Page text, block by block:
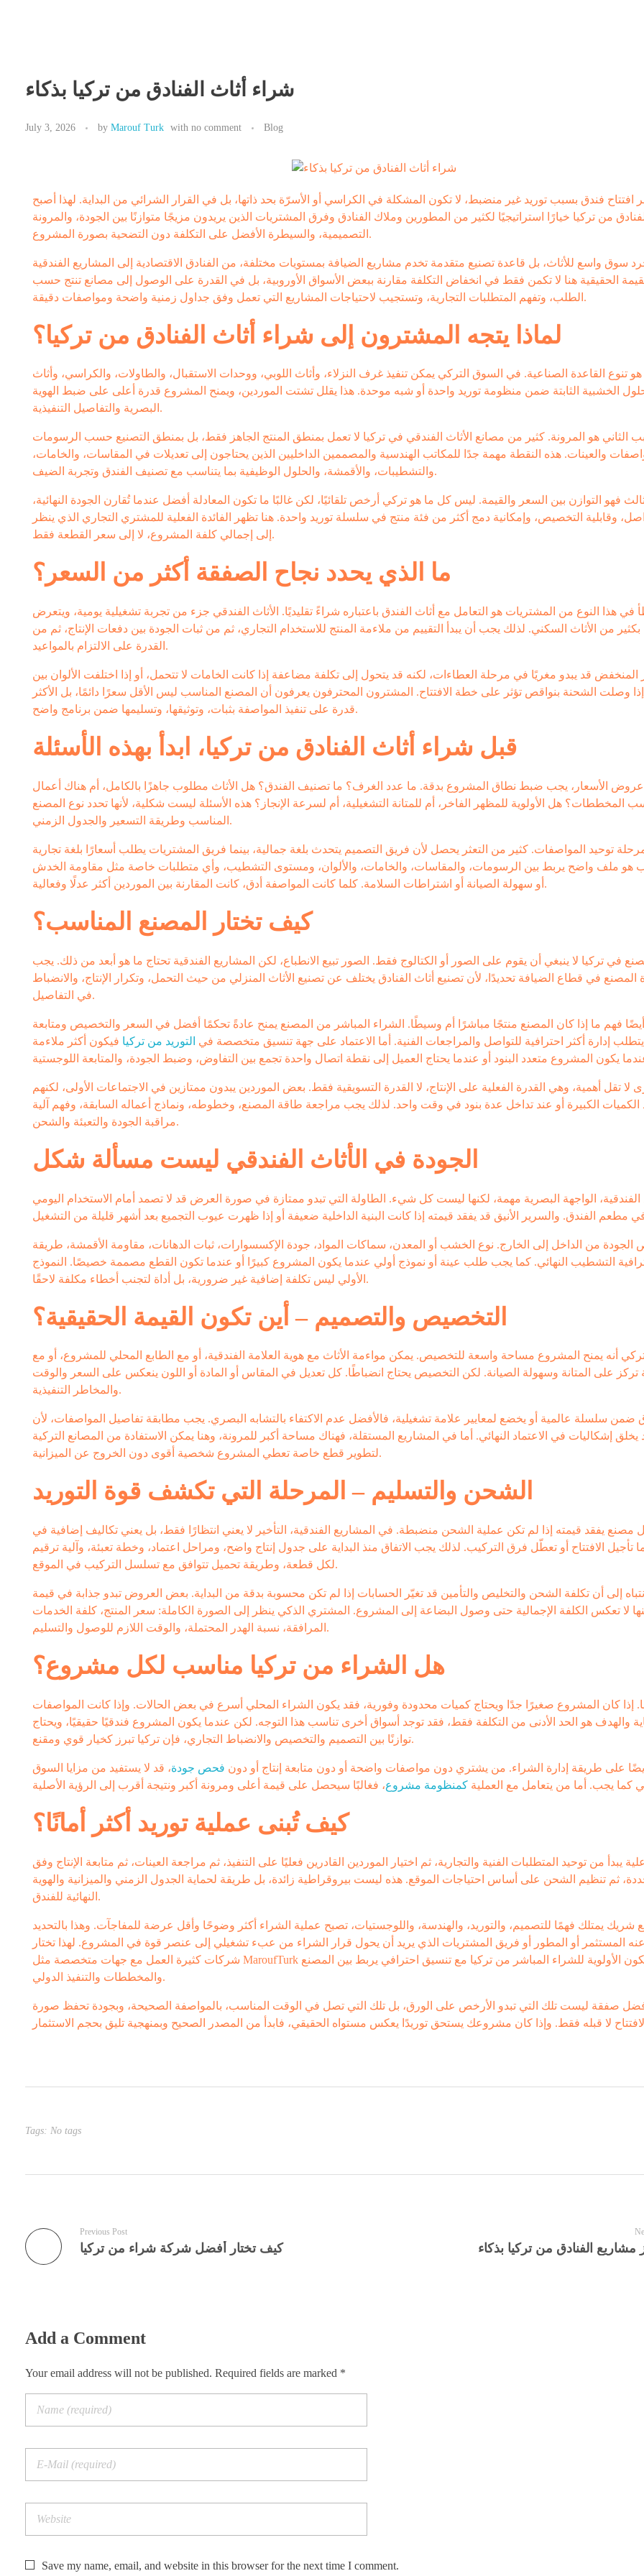
شراء أثاث الفنادق من تركيا بذكاء
July 3, 2026 by Marouf Turk with no comment Blog
افتتاح فندق بسبب توريد غير منضبط، لا تكون المشكلة في الكراسي أو الأسرّة بحد ذاتها، بل في القرار الشرائي من البداية. لهذا أصبح
من تركيا خيارًا استراتيجيًا لكثير من المطورين وملاك الفنادق وفرق المشتريات الذين يريدون مزيجًا متوازنًا بين الجودة، والمرونة
التصميمية، والسيطرة الأفضل على التكلفة دون التضحية بصورة المشروع.
سوق واسع للأثاث، بل قاعدة تصنيع متقدمة تخدم مشاريع الضيافة بمستويات مختلفة، من الفنادق الاقتصادية إلى المشاريع الفندقية
الحقيقية هنا لا تكمن فقط في انخفاض التكلفة مقارنة ببعض الأسواق الأوروبية، بل في القدرة على الوصول إلى مصانع تنتج حسب
الطلب، وتفهم المتطلبات التجارية، وتستجيب لاحتياجات المشاريع التي تعمل وفق جداول زمنية واضحة ومواصفات دقيقة.
لماذا يتجه المشترون إلى شراء أثاث الفنادق من تركيا؟
تنوع القاعدة الصناعية. في السوق التركي يمكن تنفيذ غرف النزلاء، وأثاث اللوبي، ووحدات الاستقبال، والطاولات، والكراسي، وأثاث
الخشبية الثابتة ضمن منظومة توريد واحدة أو شبه موحدة. هذا يقلل تشتت الموردين، ويمنح المشروع قدرة أعلى على ضبط الهوية
البصرية والتفاصيل التنفيذية.
الثاني هو المرونة. كثير من مصانع الأثاث الفندقي في تركيا لا تعمل بمنطق المنتج الجاهز فقط، بل بمنطق التصنيع حسب الرسومات
والعينات. هذه النقطة مهمة جدًا للمكاتب الهندسية والمصممين الداخليين الذين يحتاجون إلى تعديلات في المقاسات، والخامات،
والتشطيبات، والأقمشة، والحلول الوظيفية بما يتناسب مع تصنيف الفندق وتجربة الضيف.
فهو التوازن بين السعر والقيمة. ليس كل ما هو تركي أرخص تلقائيًا، لكن غالبًا ما تكون المعادلة أفضل عندما تُقارن الجودة النهائية،
وقابلية التخصيص، وإمكانية دمج أكثر من فئة منتج في سلسلة توريد واحدة. هنا تظهر الفائدة الفعلية للمشتري التجاري الذي ينظر
إلى إجمالي كلفة المشروع، لا إلى سعر القطعة فقط.
ما الذي يحدد نجاح الصفقة أكثر من السعر؟
في هذا النوع من المشتريات هو التعامل مع أثاث الفندق باعتباره شراءً تقليديًا. الأثاث الفندقي جزء من تجربة تشغيلية يومية، ويتعرض
من الأثاث السكني. لذلك يجب أن يبدأ التقييم من ملاءمة المنتج للاستخدام التجاري، ثم من ثبات الجودة بين دفعات الإنتاج، ثم من
القدرة على الالتزام بالمواعيد.
المنخفض قد يبدو مغريًا في مرحلة العطاءات، لكنه قد يتحول إلى تكلفة مضاعفة إذا كانت الخامات لا تتحمل، أو إذا اختلفت الألوان بين
إذا وصلت الشحنة بنواقص تؤثر على خطة الافتتاح. المشترون المحترفون يعرفون أن المصنع المناسب ليس الأقل سعرًا دائمًا، بل الأكثر
قدرة على تنفيذ المواصفة بثبات، وتوثيقها، وتسليمها ضمن برنامج واضح.
قبل شراء أثاث الفنادق من تركيا، ابدأ بهذه الأسئلة
الأسعار، يجب ضبط نطاق المشروع بدقة. ما عدد الغرف؟ ما تصنيف الفندق؟ هل الأثاث مطلوب جاهزًا بالكامل، أم هناك أعمال
المخططات؟ هل الأولوية للمظهر الفاخر، أم للمتانة التشغيلية، أم لسرعة الإنجاز؟ هذه الأسئلة ليست شكلية، لأنها تحدد نوع المصنع
المناسب وطريقة التسعير والجدول الزمني.
توحيد المواصفات. كثير من التعثر يحصل لأن فريق التصميم يتحدث بلغة جمالية، بينما فريق المشتريات يطلب أسعارًا بلغة تجارية
هو ملف واضح يربط بين الرسومات، والمقاسات، والخامات، والألوان، ومستوى التشطيب، وأي متطلبات خاصة مثل مقاومة الخدش
أو سهولة الصيانة أو اشتراطات السلامة. كلما كانت المواصفة أدق، كانت المقارنة بين الموردين أكثر عدلًا وفعالية.
كيف تختار المصنع المناسب؟
في تركيا لا ينبغي أن يقوم على الصور أو الكتالوج فقط. الصور تبيع الانطباع، لكن المشاريع الفندقية تحتاج ما هو أبعد من ذلك. يجب
في قطاع الضيافة تحديدًا، لأن تصنيع أثاث الفنادق يختلف عن تصنيع الأثاث المنزلي من حيث التحمل، وتكرار الإنتاج، والانضباط
في التفاصيل.
فهم ما إذا كان المصنع منتجًا مباشرًا أم وسيطًا. الشراء المباشر من المصنع يمنح عادةً تحكمًا أفضل في السعر والتخصيص ومتابعة
يتطلب إدارة أكثر احترافية للتواصل والمراجعات الفنية. أما الاعتماد على جهة تنسيق متخصصة في التوريد من تركيا فيكون أكثر ملاءمة
لا تقل أهمية، وهي القدرة الفعلية على الإنتاج، لا القدرة التسويقية فقط. بعض الموردين يبدون ممتازين في الاجتماعات الأولى، لكنهم
الكميات الكبيرة أو عند تداخل عدة بنود في وقت واحد. لذلك يجب مراجعة طاقة المصنع، وخطوطه، ونماذج أعماله السابقة، وفهم آلية
مراقبة الجودة والتعبئة والشحن.
الجودة في الأثاث الفندقي ليست مسألة شكل
الواجهة البصرية مهمة، لكنها ليست كل شيء. الطاولة التي تبدو ممتازة في صورة العرض قد لا تصمد أمام الاستخدام اليومي
من الداخل إلى الخارج. نوع الخشب أو المعدن، سماكات المواد، جودة الإكسسوارات، ثبات الدهانات، مقاومة الأقمشة، طريقة
التشطيب النهائي. كما يجب طلب عينة أو نموذج أولي عندما يكون المشروع كبيرًا أو عندما تكون القطع مصممة خصيصًا. النموذج
الأولي ليس تكلفة إضافية غير ضرورية، بل أداة لتجنب أخطاء مكلفة لاحقًا.
التخصيص والتصميم – أين تكون القيمة الحقيقية؟
أنه يمنح المشروع مساحة واسعة للتخصيص. يمكن مواءمة الأثاث مع هوية العلامة الفندقية، أو مع الطابع المحلي للمشروع، أو مع
تركز على المتانة وسهولة الصيانة. لكن التخصيص يحتاج انضباطًا. كل تعديل في المقاس أو المادة أو اللون ينعكس على السعر والوقت
والمخاطر التنفيذية.
ضمن سلسلة عالمية أو يخضع لمعايير علامة تشغيلية، فالأفضل عدم الاكتفاء بالتشابه البصري. يجب مطابقة تفاصيل المواصفات، لأن
إشكاليات في الاعتماد النهائي. أما في المشاريع المستقلة، فهناك مساحة أكبر للمرونة، وهنا يمكن الاستفادة من المصانع التركية
لتطوير قطع خاصة تعطي المشروع شخصية أقوى دون الخروج عن الميزانية.
الشحن والتسليم – المرحلة التي تكشف قوة التوريد
يفقد قيمته إذا لم تكن عملية الشحن منضبطة. في المشاريع الفندقية، التأخير لا يعني انتظارًا فقط، بل يعني تكاليف إضافية في
تأجيل الافتتاح أو تعطّل فرق التركيب. لذلك يجب الاتفاق منذ البداية على جدول إنتاج واضح، ومراحل اعتماد، وخطة تعبئة، وآلية ترقيم
لكل قطعة، وطريقة تحميل تتوافق مع تسلسل التركيب في الموقع.
إلى أن تكلفة الشحن والتخليص والتأمين قد تغيّر الحسابات إذا لم تكن محسوبة بدقة من البداية. بعض العروض تبدو جذابة في قيمة
لا تعكس الكلفة الإجمالية حتى وصول البضاعة إلى المشروع. المشتري الذكي ينظر إلى الصورة الكاملة: سعر المنتج، كلفة الخدمات
المرافقة، نسبة الهدر المحتملة، والوقت اللازم للوصول والتسليم.
هل الشراء من تركيا مناسب لكل مشروع؟
إذا كان المشروع صغيرًا جدًا ويحتاج كميات محدودة وفورية، فقد يكون الشراء المحلي أسرع في بعض الحالات. وإذا كانت المواصفات
والهدف هو الحد الأدنى من التكلفة فقط، فقد توجد أسواق أخرى تناسب هذا التوجه. لكن عندما يكون المشروع فندقيًا حقيقيًا، ويحتاج
توازنًا بين التصميم والتخصيص والانضباط التجاري، فإن تركيا تبرز كخيار قوي ومقنع.
أيضًا على طريقة إدارة الشراء. من يشتري دون مواصفات واضحة أو دون متابعة إنتاج أو دون فحص جودة، قد لا يستفيد من مزايا السوق
كما يجب. أما من يتعامل مع العملية كمنظومة مشروع
كيف تُبنى عملية توريد أكثر أمانًا؟
يبدأ من توحيد المتطلبات الفنية والتجارية، ثم اختيار الموردين القادرين فعليًا على التنفيذ، ثم مراجعة العينات، ثم متابعة الإنتاج وفق
ثم تنظيم الشحن على أساس احتياجات الموقع. هذه ليست بيروقراطية زائدة، بل طريقة لحماية الجدول الزمني والميزانية والهوية
النهائية للفندق.
شريك يمتلك فهمًا للتصميم، والتوريد، والهندسة، واللوجستيات، تصبح عملية الشراء أكثر وضوحًا وأقل عرضة للمفاجآت. وهذا بالتحديد
المستثمر أو المطور أو فريق المشتريات الذي يريد أن يحول قرار الشراء من عبء تشغيلي إلى عنصر قوة في المشروع. لهذا تختار
شركات كثيرة العمل مع جهات متخصصة مثل MaroufTurk عندما تكون الأولوية للشراء المباشر من تركيا مع تنسيق احترافي يربط بين المصنع
والمخططات والتنفيذ الدولي.
أفضل صفقة ليست تلك التي تبدو الأرخص على الورق، بل تلك التي تصل في الوقت المناسب، بالمواصفة الصحيحة، وبجودة تحفظ صورة
Tags: No tags
Previous Post
كيف تختار أفضل شركة شراء من تركيا مشاريع الفنادق من تركيا بذكاء
Add a Comment
Your email address will not be published. Required fields are marked *
Save my name, email, and website in this browser for the next time I comment.